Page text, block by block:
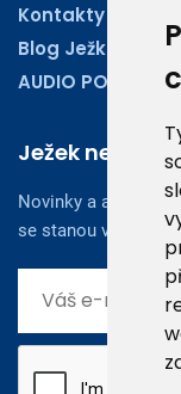
Kontakty
Blog Ježkoviny
AUDIO
Ježek
Novinky a aktuality
se stanou vaším